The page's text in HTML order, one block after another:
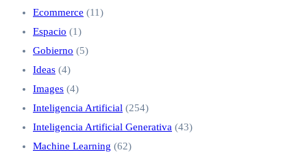
Ecommerce (11)
Espacio (1)
Gobierno (5)
Ideas (4)
Images (4)
Inteligencia Artificial (254)
Inteligencia Artificial Generativa (43)
Machine Learning (62)